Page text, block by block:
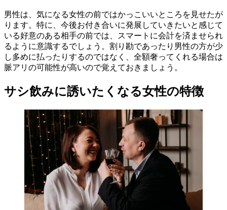
男性は、気になる女性の前ではかっこいいところを見せたが
ります。特に、今後お付き合いに発展していきたいと感じて
いる好意のある相手の前では、スマートに会計を済ませられ
るように意識するでしょう。割り勘であったり男性の方が少
し多めに払ったりするのではなく、全額奢ってくれる場合は
脈アリの可能性が高いので覚えておきましょう。
サシ飲みに誘いたくなる女性の特徴